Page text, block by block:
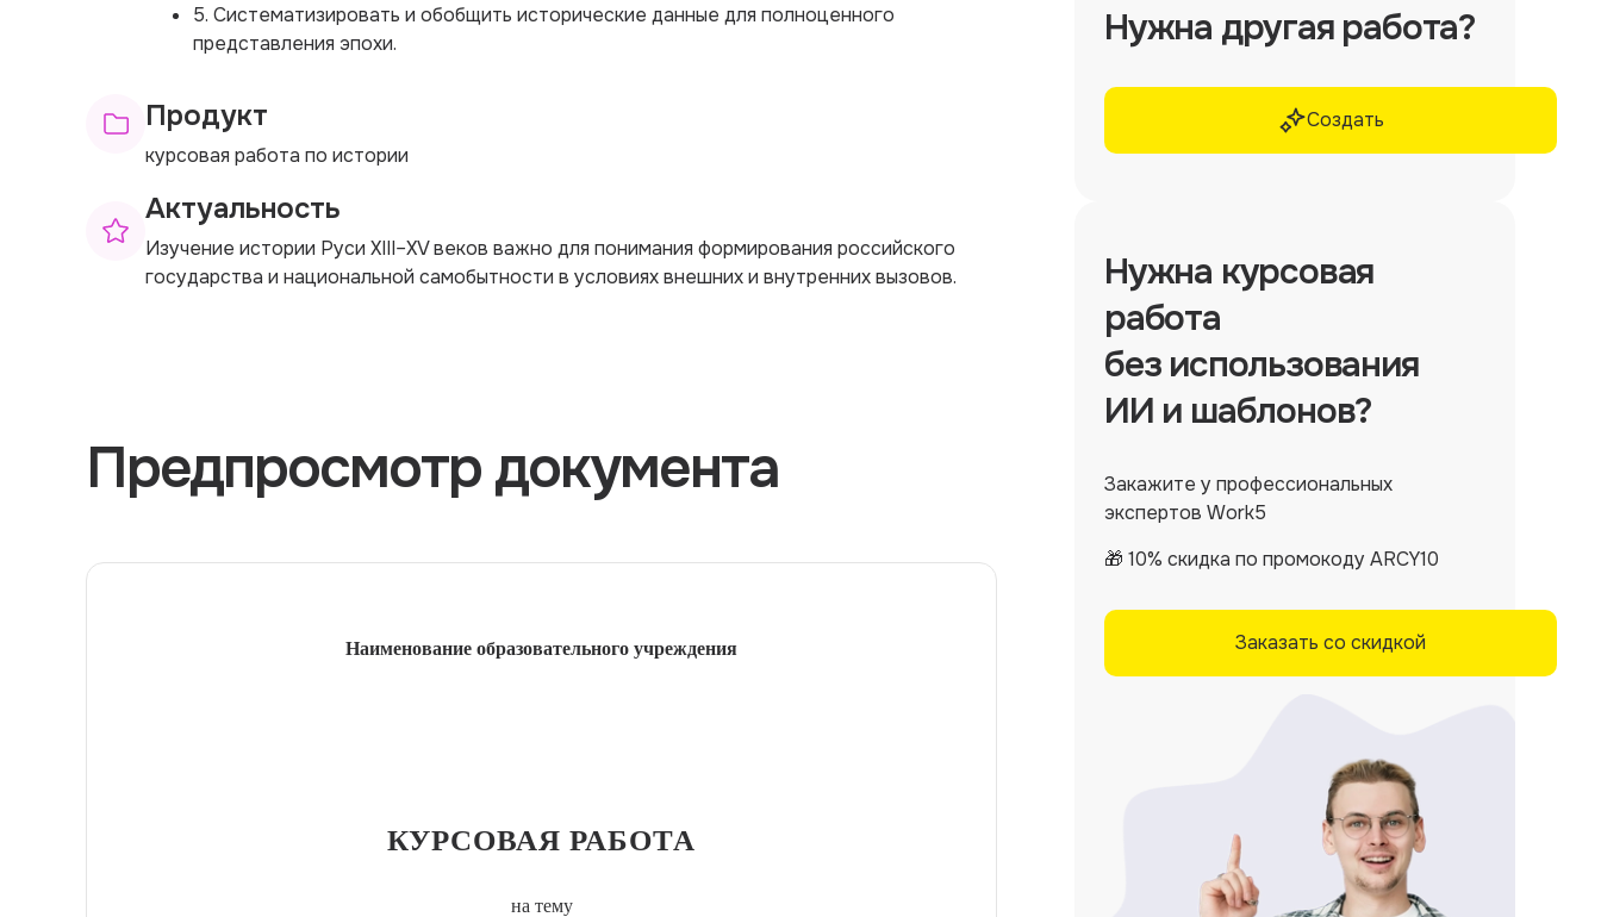
5. Систематизировать и обобщить исторические данные для полноценного
представления эпохи.
Продукт
курсовая работа по истории
Актуальность
Изучение истории Руси XIII–XV веков важно для понимания формирования российского
государства и национальной самобытности в условиях внешних и внутренних вызовов.
Предпросмотр документа
Наименование образовательного учреждения
КУРСОВАЯ РАБОТА
на тему
Нужна другая работа?
Создать
Нужна курсовая
работа
без использования
ИИ и шаблонов?
Закажите у профессиональных
экспертов Work5
🎁 10% скидка по промокоду ARCY10
Заказать со скидкой